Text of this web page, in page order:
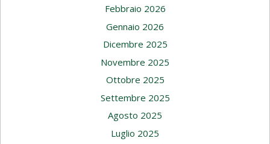
Febbraio 2026
Gennaio 2026
Dicembre 2025
Novembre 2025
Ottobre 2025
Settembre 2025
Agosto 2025
Luglio 2025